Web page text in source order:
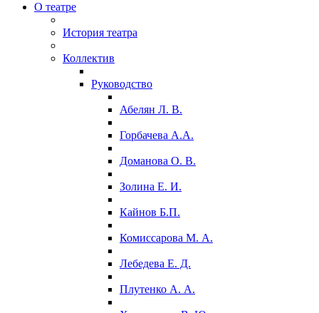
О театре
История театра
Коллектив
Руководство
Абелян Л. В.
Горбачева А.А.
Доманова О. В.
Золина Е. И.
Кайнов Б.П.
Комиссарова М. А.
Лебедева Е. Д.
Плутенко А. А.